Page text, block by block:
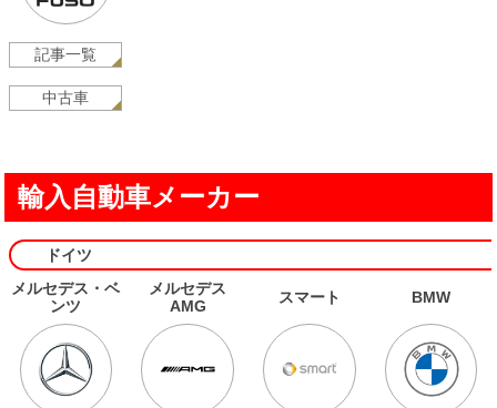
記事一覧
中古車
輸入自動車メーカー
ドイツ
メルセデス・ベ
ンツ
メルセデス
AMG
スマート BMW